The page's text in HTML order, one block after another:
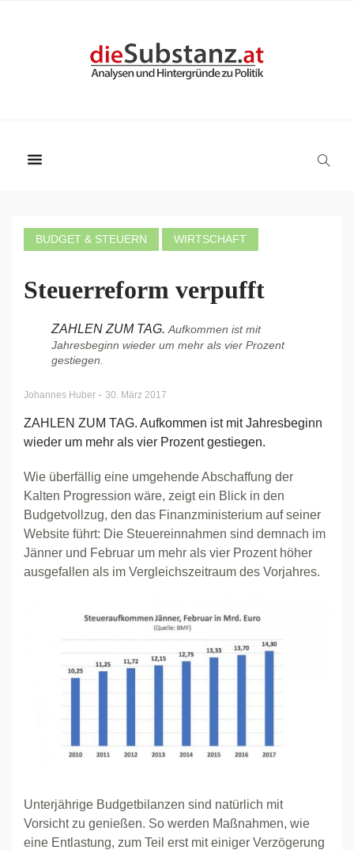
BUDGET & STEUERN WIRTSCHAFT
Steuerreform verpufft
ZAHLEN ZUM TAG. Aufkommen ist mit
Jahresbeginn wieder um mehr als vier Prozent
gestiegen.
Johannes Huber - 30. März 2017
ZAHLEN ZUM TAG. Aufkommen ist mit Jahresbeginn
wieder um mehr als vier Prozent gestiegen.
Wie überfällig eine umgehende Abschaffung der
Kalten Progression wäre, zeigt ein Blick in den
Budgetvollzug, den das Finanzministerium auf seiner
Website führt: Die Steuereinnahmen sind demnach im
Jänner und Februar um mehr als vier Prozent höher
ausgefallen als im Vergleichszeitraum des Vorjahres.
Unterjährige Budgetbilanzen sind natürlich mit
Vorsicht zu genießen. So werden Maßnahmen, wie
eine Entlastung, zum Teil erst mit einiger Verzögerung